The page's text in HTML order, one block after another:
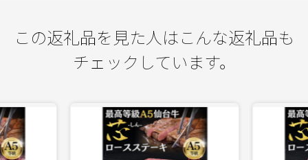
この返礼品を見た人はこんな返礼品も
チェックしています。